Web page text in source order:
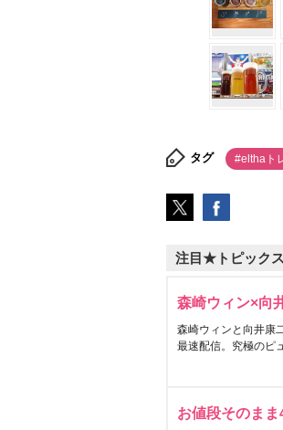
タグ #elthaト
注目★トピックス
森崎ウィン×向
森崎ウィンと向井康
最速配信。究極のピ
お値段そのま